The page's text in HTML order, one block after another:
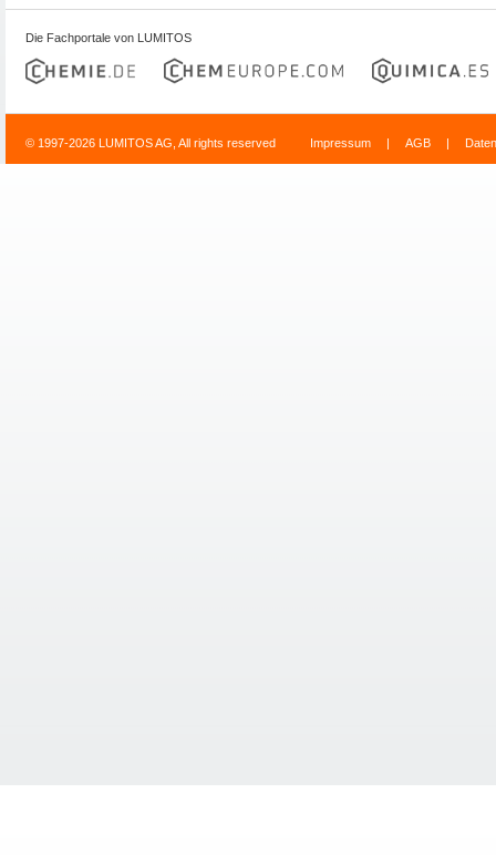
Die Fachportale von LUMITOS
© 1997-2026 LUMITOS AG, All rights reserved Impressum | AGB |